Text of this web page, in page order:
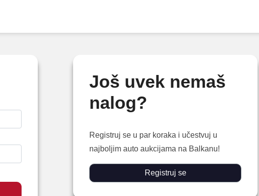
Još uvek nemaš
nalog?
Registruj se u par koraka i učestvuj u
najboljim auto aukcijama na Balkanu!
Registruj se